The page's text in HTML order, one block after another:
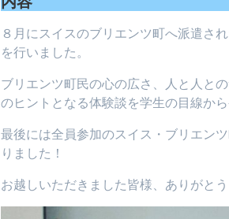
８月にスイスのブリエンツ町へ派遣さ
を行いました。
ブリエンツ町民の心の広さ、人と人と
のヒントとなる体験談を学生の目線から
最後には全員参加のスイス・ブリエン
りました！
お越しいただきました皆様、ありがと